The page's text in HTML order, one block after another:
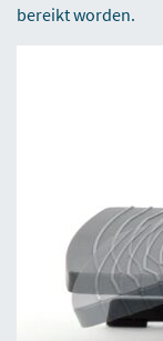
bereikt worden.